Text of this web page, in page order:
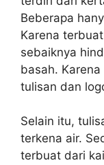
Beberapa
Karena
sebaiknya
basah.
tulisan dan
Selain itu,
terkena air.
terbuat dari